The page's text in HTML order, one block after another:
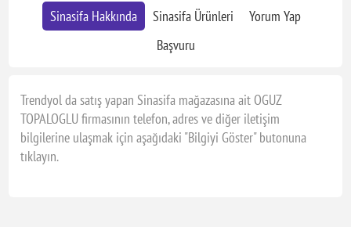
Sinasifa Hakkında Sinasifa Ürünleri
Yorum Yap
Başvuru
Trendyol da satış yapan Sinasifa mağazasına ait OGUZ
TOPALOGLU firmasının telefon, adres ve diğer iletişim
bilgilerine ulaşmak için aşağıdaki "Bilgiyi Göster" butonuna
tıklayın.